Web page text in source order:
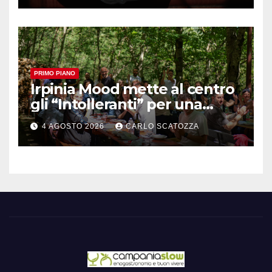
Pintauro
PRIMO PIANO
Irpinia Mood mette al centro
gli “Intolleranti” per una
rivoluzione sostenibile del
cibo
4 AGOSTO 2026 CARLO SCATOZZA